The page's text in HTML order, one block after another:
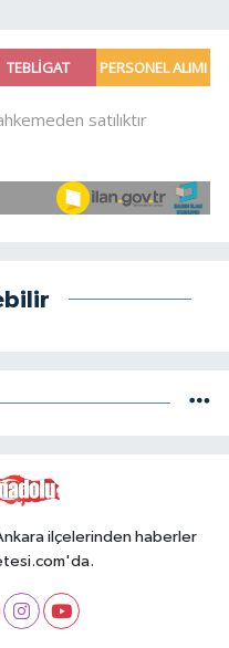
ilçelerinden haberler